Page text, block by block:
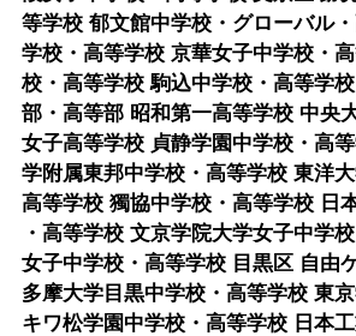
等学校 郁文館中学校・グローバル
学校・高等学校 京華女子中学校・
校・高等学校 駒込中学校・高等学
部・高等部 昭和第一高等学校 中央
女子高等学校 貞静学園中学校・高
学附属東邦中学校・高等学校 東洋
高等学校 獨協中学校・高等学校 日
・高等学校 文京学院大学女子中学
女子中学校・高等学校 目黒区 自由
多摩大学目黒中学校・高等学校 東
キワ松学園中学校・高等学校 日本